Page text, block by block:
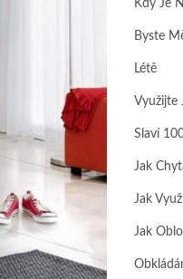
Kdy Je
Byste
Létě
Využijte
Slaví
Jak
Jak
Jak